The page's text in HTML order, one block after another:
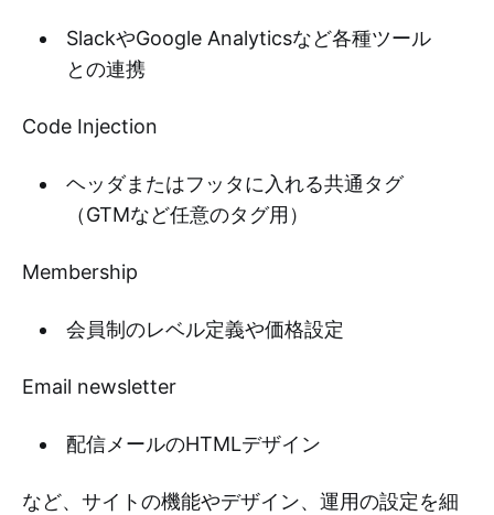
SlackやGoogle Analyticsなど各種ツール
との連携
Code Injection
ヘッダまたはフッタに入れる共通タグ
（GTMなど任意のタグ用）
Membership
会員制のレベル定義や価格設定
Email newsletter
配信メールのHTMLデザイン
など、サイトの機能やデザイン、運用の設定を細